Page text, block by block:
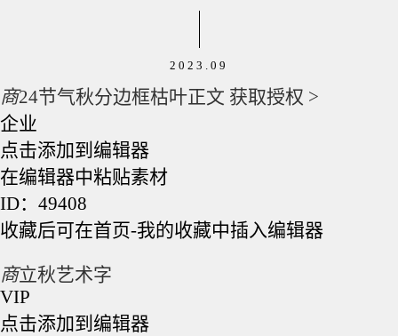
2023.09
商24节气秋分边框枯叶正文 获取授权 >
企业
点击添加到编辑器
在编辑器中粘贴素材
ID：49408
收藏后可在首页-我的收藏中插入编辑器
商立秋艺术字
VIP
点击添加到编辑器